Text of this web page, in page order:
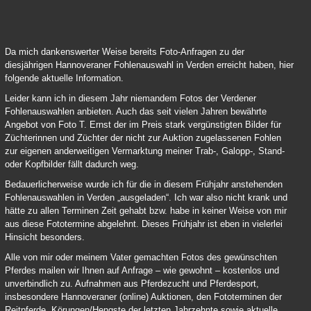
Verden Online Fohlenauktion 2021 03
Da mich dankenswerter Weise bereits Foto-Anfragen zu der
diesjährigen Hannoveraner Fohlenauswahl in Verden erreicht haben, hier
folgende aktuelle Information.
Leider kann ich in diesem Jahr niemandem Fotos der Verdener
Fohlenauswahlen anbieten. Auch das seit vielen Jahren bewährte
Angebot von Foto T. Ernst der im Preis stark vergünstigten Bilder für
Züchterinnen und Züchter der nicht zur Auktion zugelassenen Fohlen
zur eigenen anderweitigen Vermarktung meiner Trab-, Galopp-, Stand-
oder Kopfbilder fällt dadurch weg.
Bedauerlicherweise wurde ich für die in diesem Frühjahr anstehenden
Fohlenauswahlen in Verden „ausgeladen“. Ich war also nicht krank und
hätte zu allen Terminen Zeit gehabt bzw. habe in keiner Weise von mir
aus diese Fototermine abgelehnt. Dieses Frühjahr ist eben in vielerlei
Hinsicht besonders.
Alle von mir oder meinem Vater gemachten Fotos des gewünschten
Pferdes mailen wir Ihnen auf Anfrage – wie gewohnt – kostenlos und
unverbindlich zu. Aufnahmen aus Pferdezucht und Pferdesport,
insbesondere Hannoveraner (online) Auktionen, den Fototerminen der